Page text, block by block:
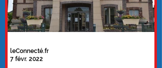
leConnecté.fr
7 févr. 2022